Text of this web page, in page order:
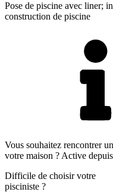
Pose de piscine avec liner;
construction de piscine
Vous souhaitez rencontrer
votre maison ? Active
Difficile de choisir votre
pisciniste ?